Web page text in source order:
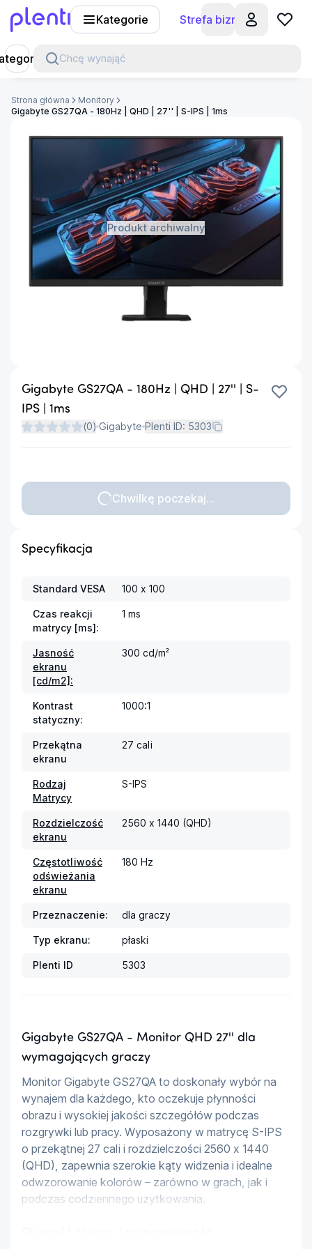
Kategorie Strefa biznesu
Chcę wynająć
Strona główna
Monitory
Gigabyte GS27QA - 180Hz | QHD | 27'' | S-IPS | 1ms
Produkt archiwalny
Gigabyte GS27QA - 180Hz | QHD | 27'' | S-
IPS | 1ms
(0) Gigabyte Plenti ID: 5303
Chwilkę poczekaj...
Specyfikacja
Standard VESA 100 x 100
Czas reakcji
matrycy [ms]:
1 ms
Jasność
ekranu
[cd/m2]:
300 cd/m²
Kontrast
statyczny:
1000:1
Przekątna
ekranu
27 cali
Rodzaj
Matrycy
S-IPS
Rozdzielczość
ekranu
2560 x 1440 (QHD)
Częstotliwość
odświeżania
ekranu
180 Hz
Przeznaczenie: dla graczy
Typ ekranu: płaski
Plenti ID 5303
Gigabyte GS27QA - Monitor QHD 27'' dla
wymagających graczy
Monitor Gigabyte GS27QA to doskonały wybór na
wynajem dla każdego, kto oczekuje płynności
obrazu i wysokiej jakości szczegółów podczas
rozgrywki lub pracy. Wyposażony w matrycę S-IPS
o przekątnej 27 cali i rozdzielczości 2560 x 1440
(QHD), zapewnia szerokie kąty widzenia i idealne
odwzorowanie kolorów – zarówno w grach, jak i
podczas codziennego użytkowania.